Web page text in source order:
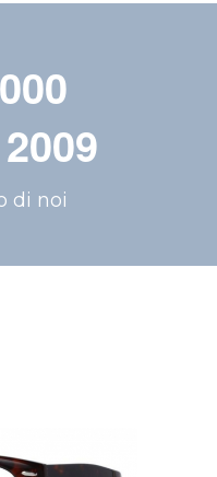
di noi